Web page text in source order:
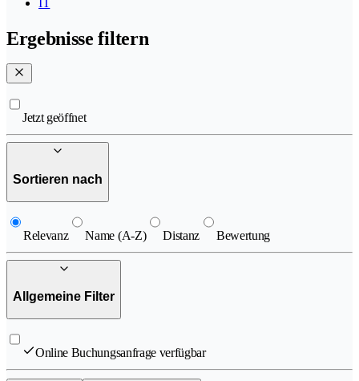
Ergebnisse filtern
Jetzt geöffnet
Sortieren nach
Relevanz Name (A-Z) Distanz Bewertung
Allgemeine Filter
Online Buchungsanfrage verfügbar